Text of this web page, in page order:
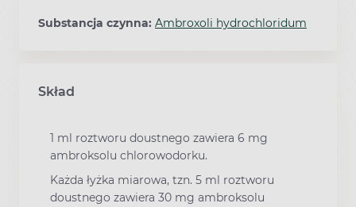
Substancja czynna: Ambroxoli hydrochloridum
Skład
1 ml roztworu doustnego zawiera 6 mg
ambroksolu chlorowodorku.
Każda łyżka miarowa, tzn. 5 ml roztworu
doustnego zawiera 30 mg ambroksolu